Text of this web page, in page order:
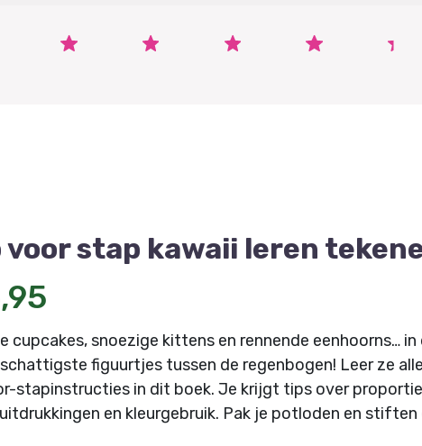
voor stap kawaii leren
cupcakes, snoezige kittens en rennende eenhoorns…
figuurtjes tussen de regenbogen! Leer ze
stapinstructies in dit boek. Je krijgt tips over
en kleurgebruik. Pak je potloden en stiften